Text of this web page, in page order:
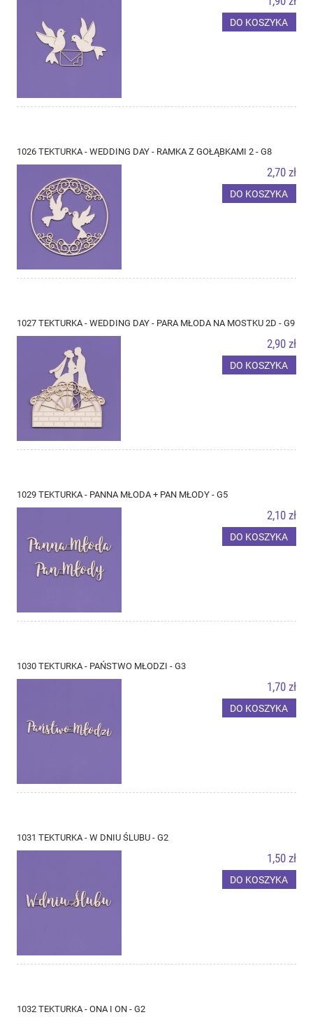
DO KOSZYKA
1026 TEKTURKA - WEDDING DAY - RAMKA Z GOŁĄBKAMI 2 - G8
2,70 zł
DO KOSZYKA
1027 TEKTURKA - WEDDING DAY - PARA MŁODA NA MOSTKU 2D - G9
2,90 zł
DO KOSZYKA
1029 TEKTURKA - PANNA MŁODA + PAN MŁODY - G5
2,10 zł
DO KOSZYKA
1030 TEKTURKA - PAŃSTWO MŁODZI - G3
1,70 zł
DO KOSZYKA
1031 TEKTURKA - W DNIU ŚLUBU - G2
1,50 zł
DO KOSZYKA
1032 TEKTURKA - ONA I ON - G2